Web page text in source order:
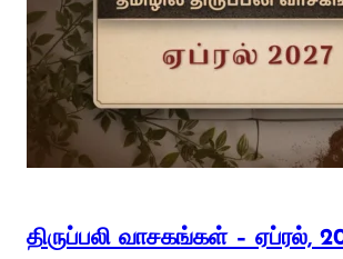
திருப்பலி வாசகங்கள் – ஏப்ரல்,